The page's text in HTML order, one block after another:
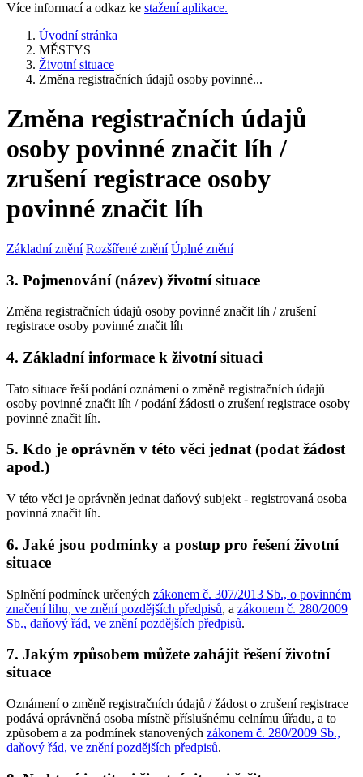
Více informací a odkaz ke stažení aplikace.
Úvodní stránka
MĚSTYS
Životní situace
Změna registračních údajů osoby povinné...
Změna registračních údajů
osoby povinné značit líh /
zrušení registrace osoby
povinné značit líh
Základní znění Rozšířené znění Úplné znění
3. Pojmenování (název) životní situace
Změna registračních údajů osoby povinné značit líh / zrušení
registrace osoby povinné značit líh
4. Základní informace k životní situaci
Tato situace řeší podání oznámení o změně registračních údajů
osoby povinné značit líh / podání žádosti o zrušení registrace osoby
povinné značit líh.
5. Kdo je oprávněn v této věci jednat (podat žádost
apod.)
V této věci je oprávněn jednat daňový subjekt - registrovaná osoba
povinná značit líh.
6. Jaké jsou podmínky a postup pro řešení životní
situace
Splnění podmínek určených zákonem č. 307/2013 Sb., o povinném
značení lihu, ve znění pozdějších předpisů, a zákonem č. 280/2009
Sb., daňový řád, ve znění pozdějších předpisů.
7. Jakým způsobem můžete zahájit řešení životní
situace
Oznámení o změně registračních údajů / žádost o zrušení registrace
podává oprávněná osoba místně příslušnému celnímu úřadu, a to
způsobem a za podmínek stanovených zákonem č. 280/2009 Sb.,
daňový řád, ve znění pozdějších předpisů.